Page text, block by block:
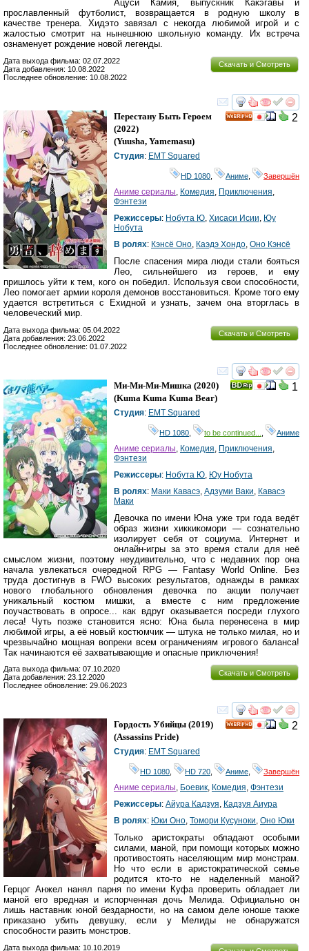
Ацуси Камия, выпускник Какэгавы и
прославленный футболист, возвращается в родную школу в
качестве тренера. Хидэто завязал с некогда любимой игрой и с
жалостью смотрит на нынешнюю школьную команду. Их встреча
ознаменует рождение новой легенды.
Скачать и Смотреть
Дата выхода фильма: 02.07.2022
Дата добавления: 10.08.2022
Последнее обновление: 10.08.2022
смотреть
2
Перестану Быть Героем
(2022)
(Yuusha, Yamemasu)
Студия: EMT Squared
HD 1080 Аниме Завершён
Аниме сериалы Комедия Приключения
Фэнтези
Режиссеры: Нобута Ю Хисаси Исии Юу
Нобута
В ролях: Кэнсё Оно Каэдэ Хондо Оно Кэнсё
После спасения мира люди стали бояться
Лео, сильнейшего из героев, и ему
пришлось уйти к тем, кого он победил. Используя свои способности,
Лео помогает армии короля демонов восстановиться. Кроме того ему
удается встретиться с Ехидной и узнать, зачем она вторглась в
человеческий мир.
Скачать и Смотреть
Дата выхода фильма: 05.04.2022
Дата добавления: 23.06.2022
Последнее обновление: 01.07.2022
смотреть
1
Ми-Ми-Ми-Мишка (2020)
(Kuma Kuma Kuma Bear)
Студия: EMT Squared
HD 1080 to be continued... Аниме
Аниме сериалы Комедия Приключения
Фэнтези
Режиссеры: Нобута Ю Юу Нобута
В ролях: Маки Кавасэ Адзуми Ваки Кавасэ
Маки
Девочка по имени Юна уже три года ведёт
образ жизни хиккикомори — сознательно
изолирует себя от социума. Интернет и
онлайн-игры за это время стали для неё
смыслом жизни, поэтому неудивительно, что с недавних пор она
начала увлекаться очередной RPG — Fantasy World Online. Без
труда достигнув в FWO высоких результатов, однажды в рамках
нового глобального обновления девочка по акции получает
уникальный костюм мишки, а вместе с ним предложение
поучаствовать в опросе... как вдруг оказывается посреди глухого
леса! Чуть позже становится ясно: Юна была перенесена в мир
любимой игры, а её новый костюмчик — штука не только милая, но и
чрезвычайно мощная вопреки всем ограничениям игрового баланса!
Так начинаются её захватывающие и опасные приключения!
Скачать и Смотреть
Дата выхода фильма: 07.10.2020
Дата добавления: 23.12.2020
Последнее обновление: 29.06.2023
смотреть
2
Гордость Убийцы (2019)
(Assassins Pride)
Студия: EMT Squared
HD 1080 HD 720 Аниме Завершён
Аниме сериалы, Боевик, Комедия, Фэнтези
Режиссеры: Айура Кадзуя, Кадзуя Аиура
В ролях: Юки Оно, Томори Кусуноки, Оно Юки
Только аристократы обладают особыми
силами, маной, при помощи которых можно
противостоять населяющим мир монстрам.
Но что если в аристократической семье
родится кто-то не наделенный маной?
Герцог Анжел нанял парня по имени Куфа проверить обладает ли
маной его вредная и испорченная дочь Мелида. Официально он
лишь наставник юной бездарности, но на самом деле юноше также
приказано убить девушку, если у Мелиды не обнаружатся
способности разить монстров.
Дата выхода фильма: 10.10.2019